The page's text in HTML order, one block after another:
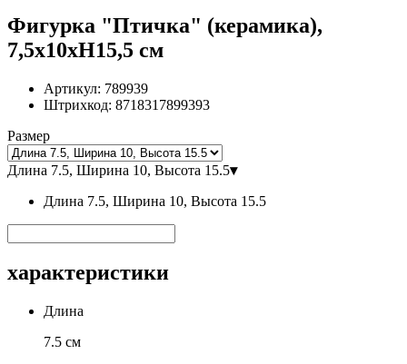
Фигурка "Птичка" (керамика),
7,5х10хН15,5 см
Артикул: 789939
Штрихкод: 8718317899393
Размер
Длина 7.5, Ширина 10, Высота 15.5▾
Длина 7.5, Ширина 10, Высота 15.5
характеристики
Длина
7.5 см